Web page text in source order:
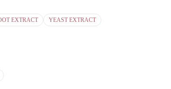
EXTRACT YEAST EXTRACT